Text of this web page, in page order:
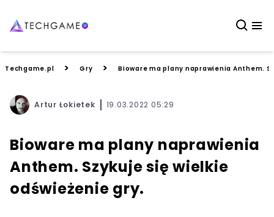
Techgame.pl > Gry > Bioware ma plany naprawienia Anthem.
Artur Łokietek 19.03.2022 05:29
Bioware ma plany naprawienia
Anthem. Szykuje się wielkie
odświeżenie gry.